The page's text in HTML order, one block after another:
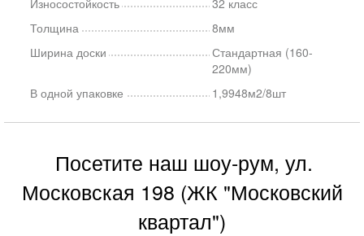
Износостойкость
32 класс
Толщина
8мм
Ширина доски
Стандартная (160-
220мм)
В одной упаковке
1,9948м2/8шт
Посетите наш шоу-рум, ул.
Московская 198 (ЖК "Московский
квартал")